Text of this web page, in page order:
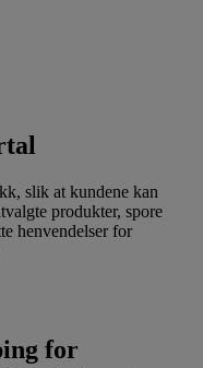
slik at kundene kan
produkter, spore
henvendelser for
for